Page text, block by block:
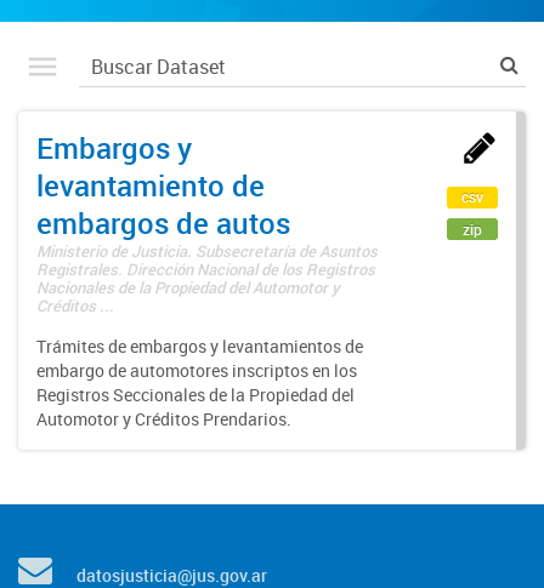
Embargos y
levantamiento de
embargos de autos
Ministerio de Justicia. Subsecretaría de Asuntos
Registrales. Dirección Nacional de los Registros
Nacionales de la Propiedad del Automotor y
Créditos ...
Trámites de embargos y levantamientos de
embargo de automotores inscriptos en los
Registros Seccionales de la Propiedad del
Automotor y Créditos Prendarios.
csv
zip
datosjusticia@jus.gov.ar